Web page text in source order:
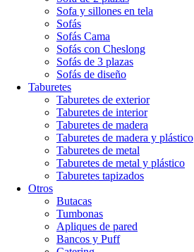
Sofa y sillones en tela
Sofás
Sofás Cama
Sofás con Cheslong
Sofás de 3 plazas
Sofás de diseño
Taburetes
Taburetes de exterior
Taburetes de interior
Taburetes de madera
Taburetes de madera y plástico
Taburetes de metal
Taburetes de metal y plástico
Taburetes tapizados
Otros
Butacas
Tumbonas
Apliques de pared
Bancos y Puff